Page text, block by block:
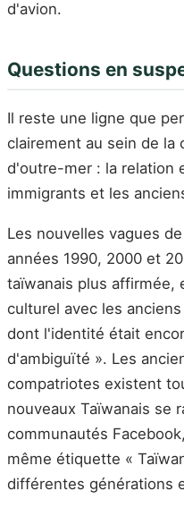
d'avion.
Questions en
Il reste une ligne que
clairement au sein de la
d'outre-mer : la relation
immigrants et les
Les nouvelles vagues
années 1990, 2000 et
taïwanais plus affirmée,
culturel avec les
dont l'identité était
d'ambiguïté ». Les
compatriotes existent
nouveaux Taïwanais se
communautés
même étiquette «
différentes générations